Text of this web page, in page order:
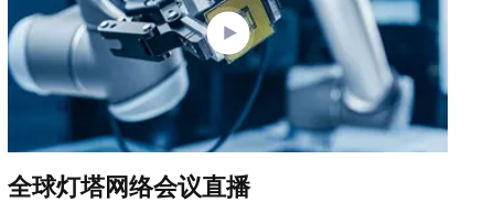
全球灯塔网络会议直播